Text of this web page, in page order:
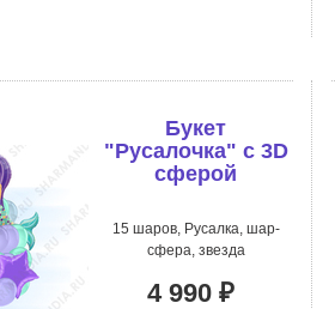
Букет
"Русалочка" с 3D
сферой
15 шаров, Русалка, шар-
сфера, звезда
4 990 ₽